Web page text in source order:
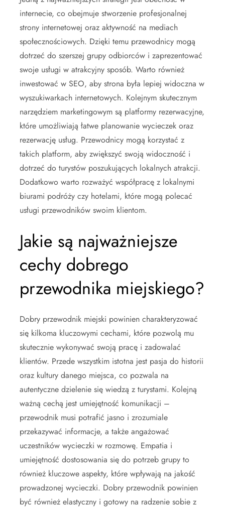
internecie, co obejmuje stworzenie profesjonalnej
strony internetowej oraz aktywność na mediach
społecznościowych. Dzięki temu przewodnicy mogą
dotrzeć do szerszej grupy odbiorców i zaprezentować
swoje usługi w atrakcyjny sposób. Warto również
inwestować w SEO, aby strona była lepiej widoczna w
wyszukiwarkach internetowych. Kolejnym skutecznym
narzędziem marketingowym są platformy rezerwacyjne,
które umożliwiają łatwe planowanie wycieczek oraz
rezerwację usług. Przewodnicy mogą korzystać z
takich platform, aby zwiększyć swoją widoczność i
dotrzeć do turystów poszukujących lokalnych atrakcji.
Dodatkowo warto rozważyć współpracę z lokalnymi
biurami podróży czy hotelami, które mogą polecać
usługi przewodników swoim klientom.
Jakie są najważniejsze
cechy dobrego
przewodnika miejskiego?
Dobry przewodnik miejski powinien charakteryzować
się kilkoma kluczowymi cechami, które pozwolą mu
skutecznie wykonywać swoją pracę i zadowalać
klientów. Przede wszystkim istotna jest pasja do historii
oraz kultury danego miejsca, co pozwala na
autentyczne dzielenie się wiedzą z turystami. Kolejną
ważną cechą jest umiejętność komunikacji –
przewodnik musi potrafić jasno i zrozumiale
przekazywać informacje, a także angażować
uczestników wycieczki w rozmowę. Empatia i
umiejętność dostosowania się do potrzeb grupy to
również kluczowe aspekty, które wpływają na jakość
prowadzonej wycieczki. Dobry przewodnik powinien
być również elastyczny i gotowy na radzenie sobie z